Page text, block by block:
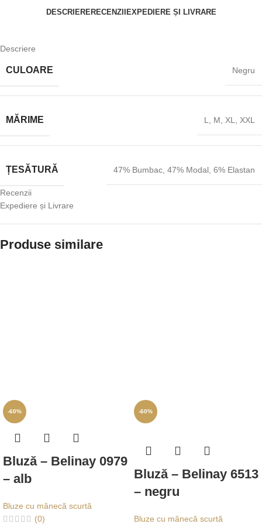
DESCRIERERECENZII EXPEDIERE ȘI LIVRARE
Descriere
CULOARE Negru
MĂRIME L M XL XXL
ȚESĂTURĂ 47% Bumbac 47% Modal 6% Elastan
Recenzii
Expediere și Livrare
Produse similare
-60%
Bluză – Belinay 0979
– alb
Bluze cu mânecă scurtă
(0)
-60%
Bluză – Belinay 6513
– negru
Bluze cu mânecă scurtă